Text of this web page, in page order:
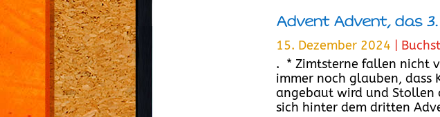
Advent Advent, das
15. Dezember 2024 |
. * Zimtsterne fallen nicht
immer noch glauben, dass
angebaut wird und Stollen
sich hinter dem dritten